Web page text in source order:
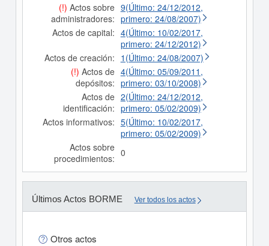
(!) Actos sobre
administradores:
9(Último: 24/12/2012,
primero: 24/08/2007)
Actos de capital: 4(Último: 10/02/2017,
primero: 24/12/2012)
Actos de creación: 1(Último: 24/08/2007)
(!) Actos de
depósitos:
4(Último: 05/09/2011,
primero: 03/10/2008)
Actos de
identificación:
2(Último: 24/12/2012,
primero: 05/02/2009)
Actos informativos: 5(Último: 10/02/2017,
primero: 05/02/2009)
Actos sobre
procedimientos: 0
Últimos Actos BORME Ver todos los actos
Otros actos